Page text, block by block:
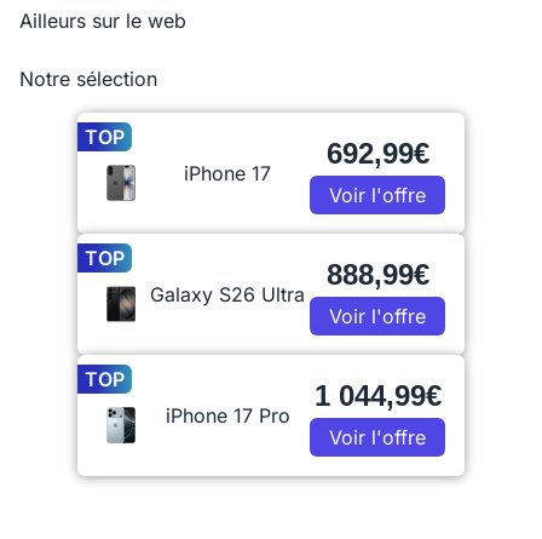
Ailleurs sur le web
Notre sélection
TOP
iPhone 17
692,99€
Voir l'offre
TOP
Galaxy S26 Ultra
888,99€
Voir l'offre
TOP
iPhone 17 Pro
1 044,99€
Voir l'offre